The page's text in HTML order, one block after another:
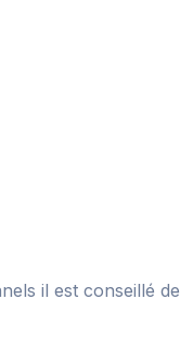
il est conseillé de